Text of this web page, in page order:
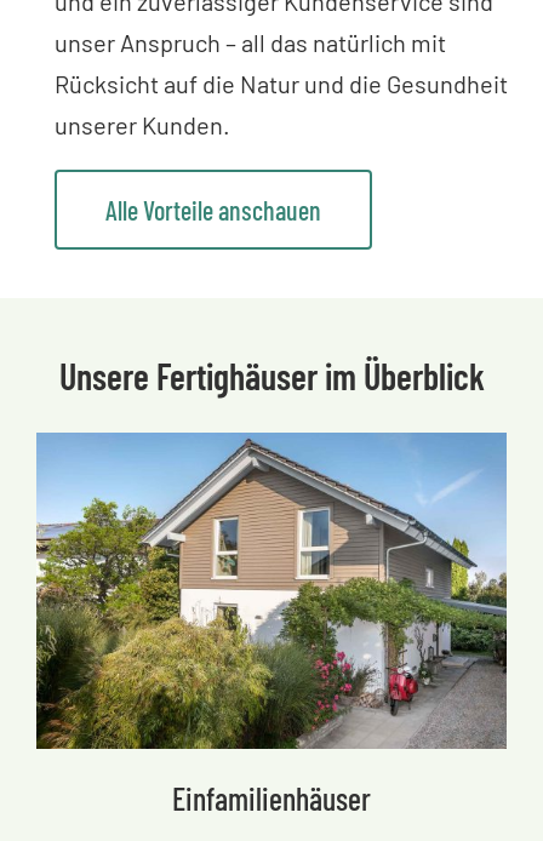
unser Anspruch – all das natürlich mit
Rücksicht auf die Natur und die Gesundheit
unserer Kunden.
Alle Vorteile anschauen
Unsere Fertighäuser im Überblick
Einfamilienhäuser